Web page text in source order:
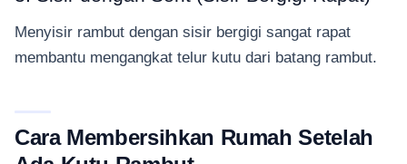
Menyisir rambut dengan sisir bergigi sangat rapat
membantu mengangkat telur kutu dari batang rambut.
Cara Membersihkan Rumah Setelah